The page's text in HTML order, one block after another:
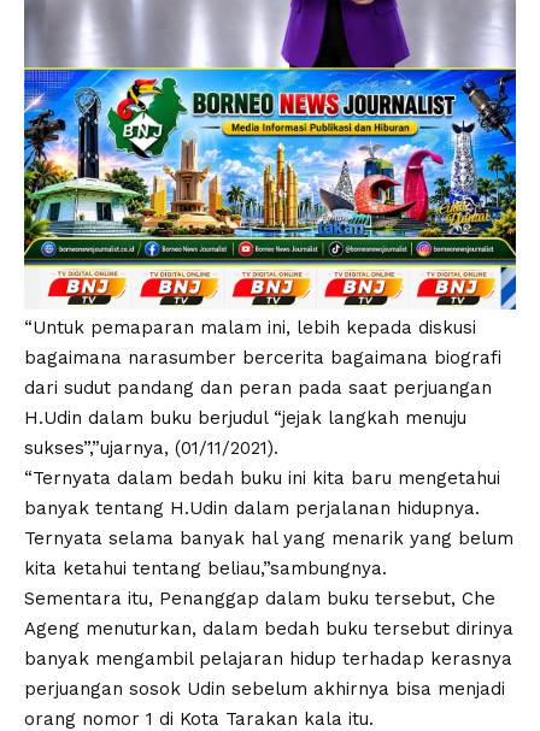
“Untuk pemaparan malam ini, lebih kepada diskusi
bagaimana narasumber bercerita bagaimana biografi
dari sudut pandang dan peran pada saat perjuangan
H.Udin dalam buku berjudul “jejak langkah menuju
sukses”,”ujarnya, (01/11/2021).
“Ternyata dalam bedah buku ini kita baru mengetahui
banyak tentang H.Udin dalam perjalanan hidupnya.
Ternyata selama banyak hal yang menarik yang belum
kita ketahui tentang beliau,”sambungnya.
Sementara itu, Penanggap dalam buku tersebut, Che
Ageng menuturkan, dalam bedah buku tersebut dirinya
banyak mengambil pelajaran hidup terhadap kerasnya
perjuangan sosok Udin sebelum akhirnya bisa menjadi
orang nomor 1 di Kota Tarakan kala itu.